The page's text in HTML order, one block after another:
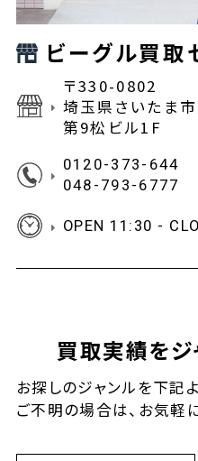
ビーグル買取
〒330-0802
埼玉県さいたま
第9松ビル1F
0120-373-644
048-793-6777
OPEN 11:30 -
買取実績を
お探しのジャンルを下記
ご不明の場合は、お気軽